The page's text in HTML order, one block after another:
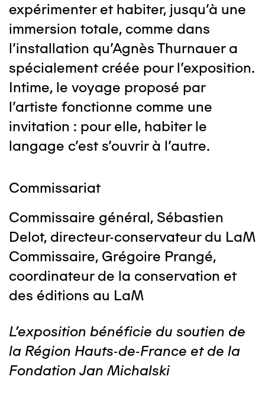
expérimenter et habiter, jusqu’à une
immersion totale, comme dans
l’installation qu’Agnès Thurnauer a
spécialement créée pour l’exposition.
Intime, le voyage proposé par
l’artiste fonctionne comme une
invitation : pour elle, habiter le
langage c’est s’ouvrir à l’autre.
Commissariat
Commissaire général, Sébastien
Delot, directeur-conservateur du LaM
Commissaire, Grégoire Prangé,
coordinateur de la conservation et
des éditions au LaM
L'exposition bénéficie du soutien de
la Région Hauts-de-France et de la
Fondation Jan Michalski